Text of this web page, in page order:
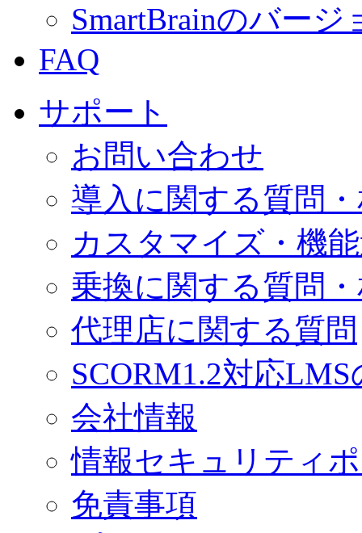
SmartBrainのバー
FAQ
サポート
お問い合わせ
導入に関する質問
カスタマイズ・機
乗換に関する質問
代理店に関する質問
SCORM1.2対応
会社情報
情報セキュリティ
免責事項